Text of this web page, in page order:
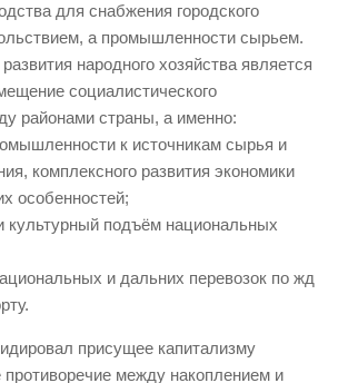
для снабжения городского
а промышленности сырьем.
народного хозяйства является
социалистического
районами страны, а именно:
к источникам сырья и
комплексного развития экономики
особенностей;
культурный подъём национальных
и дальних перевозок по жд
присущее капитализму
противоречие между накоплением и